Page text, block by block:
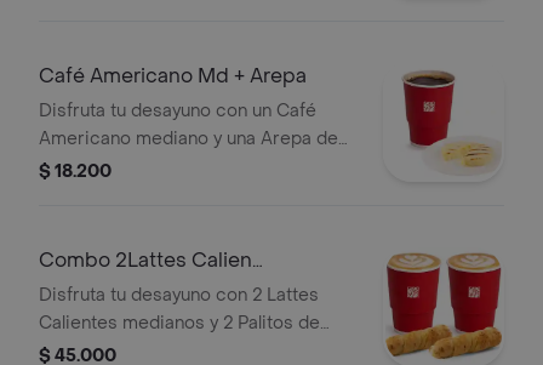
durante el transporte para pedidos a
Café Americano Md + Arepa
Disfruta tu desayuno con un Café
Americano mediano y una Arepa de
queso.
$ 18.200
Combo 2Lattes Calien
Md+2Palitosde Queso
Disfruta tu desayuno con 2 Lattes
Calientes medianos y 2 Palitos de
Queso.
$ 45.000